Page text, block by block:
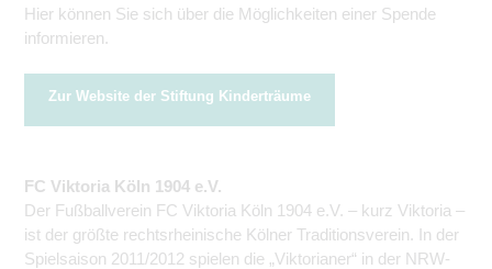
Hier können Sie sich über die Möglichkeiten einer Spende
informieren.
Zur Website der Stiftung Kinderträume
FC Viktoria Köln 1904 e.V.
Der Fußballverein FC Viktoria Köln 1904 e.V. – kurz Viktoria –
ist der größte rechtsrheinische Kölner Traditions­verein. In der
Spielsaison 2011/2012 spielen die „Viktorianer“ in der NRW-